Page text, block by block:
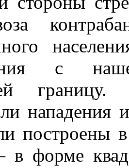
с
нападения
построены
форме